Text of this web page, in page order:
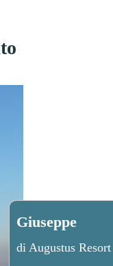
Giuseppe
di Augustus Resort